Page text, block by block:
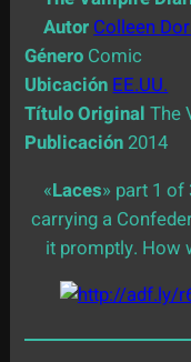
Autor Colleen
Género Comic
Ubicación EE.UU.
Título OriginalThe
Publicación 2014
«Laces» part 1
carrying a
it promptly. How